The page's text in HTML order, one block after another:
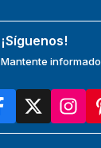
¡Síguenos!
Mantente informado